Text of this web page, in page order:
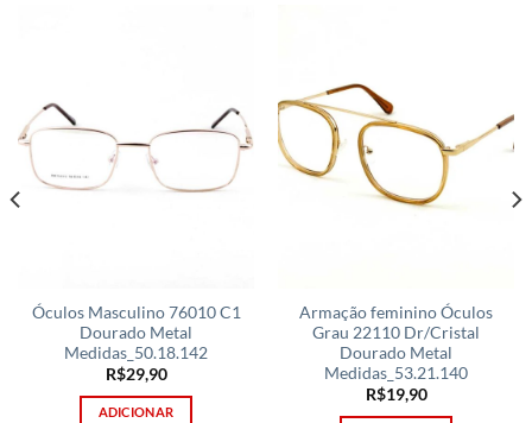
Óculos Masculino 76010 C1
Dourado Metal
Medidas_50.18.142
R$29,90
ADICIONAR
Armação feminino Óculos
Grau 22110 Dr/Cristal
Dourado Metal
Medidas_53.21.140
R$19,90